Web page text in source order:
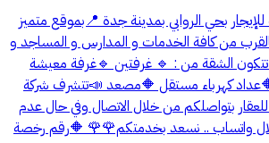
📣شقة للإيجار بحي الروابي بمدينة جدة 📍بموقع متميز
من كافة الخدمات و المدارس و المساجد و
تتكون الشقة من : 🔹 غرفتين 🔹غرفة معيشة
كهرباء مستقل 🔶مصعد 📣تتشرف شركة
للعقار بتواصلكم من خلال الاتصال وفي حال عدم
واتساب .. نسعد بخدمتكم🌹🌹 🔶رقم رخصة